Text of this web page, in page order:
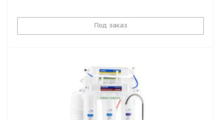
Под заказ